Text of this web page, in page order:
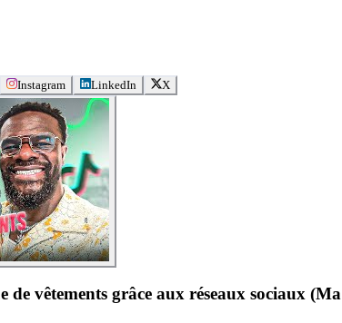
Instagram LinkedIn X
de vêtements grâce aux réseaux sociaux (Ma